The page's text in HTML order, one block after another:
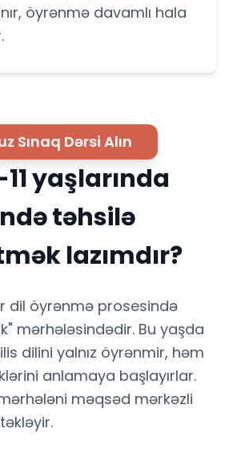
öyrənmə davamlı hala
Sınaq Dərsi Alın
11 yaşlarında
təhsilə
lazımdır?
dil öyrənmə prosesində
mərhələsindədir. Bu yaşda
dilini yalnız öyrənmir, həm
anlamaya başlayırlar.
məqsəd mərkəzli